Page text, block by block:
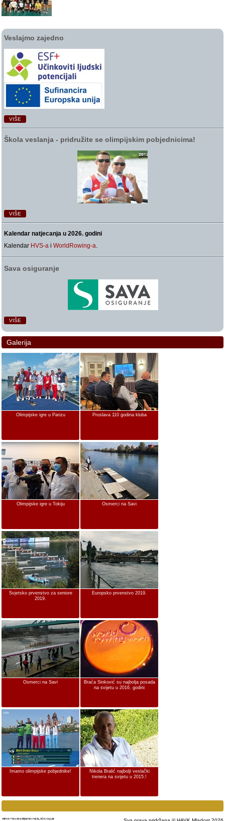
Veslajmo zajedno
VIŠE
Škola veslanja ‑ pridružite se olimpijskim pobjednicima!
VIŠE
Kalendar natjecanja u 2026. godini
Kalendar HVS-a iWorldRowing-a.
Sava osiguranje
VIŠE
Galerija
Olimpijske igre u Parizu Proslava 110 godina kluba
Olimpijske igre u Tokiju Osmerci na Savi
Svjetsko prvenstvo za seniore
2019.
Europsko prvenstvo 2019.
Osmerci na Savi
Braća Sinković su najbolja posada
na svijetu u 2016. godini
Imamo olimpijske pobjednike!
Nikola Bralić najbolji veslački
trenera na svijetu u 2015.!